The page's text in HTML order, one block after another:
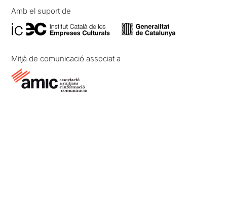
Amb el suport de
Mitjà de comunicació associat a